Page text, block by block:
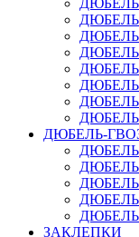
ДЮБЕЛЬ-
ЗАКЛЕПКИ